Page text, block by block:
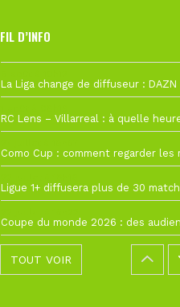
FIL D’INFO
TOUT VOIR